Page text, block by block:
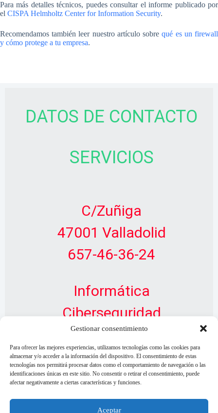
Gestionar consentimiento
Para ofrecer las mejores experiencias, utilizamos tecnologías como las cookies para
almacenar y/o acceder a la información del dispositivo. El consentimiento de estas
tecnologías nos permitirá procesar datos como el comportamiento de navegación o las
identificaciones únicas en este sitio. No consentir o retirar el consentimiento, puede
afectar negativamente a ciertas características y funciones.
Aceptar
Para más detalles técnicos, puedes consultar el informe publicado por
el CISPA Helmholtz Center for Information Security.
Recomendamos también leer nuestro artículo sobrequé es un firewall
y cómo protege a tu empresa.
DATOS DE CONTACTO
SERVICIOS
C/Zuñiga
47001 Valladolid
657-46-36-24
Informática
Ciberseguridad
Diseño Web